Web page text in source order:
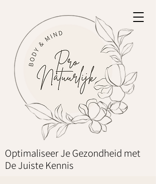
Optimaliseer Je Gezondheid met
De Juiste Kennis